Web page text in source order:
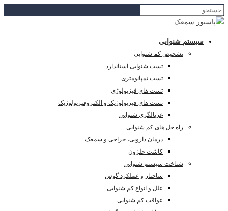
سیستم شنوایی
تشخیص کم شنوایی
تست شنوایی استاندارد
تست تمپانومتری
تست های فیزیولوژی
تست های فیزیولوژیک و الکتروفیزیولوژیک
غربالگری شنوایی
راه حل های کم شنوایی
درمان دارویی، جراحی و سمعک
کاشت حلزون
شناخت سیستم شنوایی
ساختار و عملکرد گوش
علل و انواع کم شنوایی
عواقب کم شنوایی